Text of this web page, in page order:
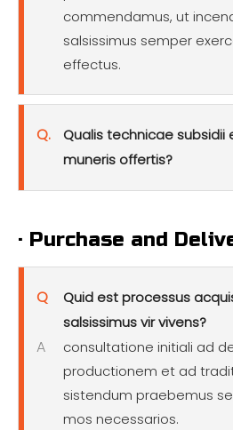
commendamus, ut
salsissimus semper
effectus.
Q.
Qualis technicae
muneris offertis?
· Purchase and
Q
Quid est processus
salsissimus vir vivens?
A
consultatione initiali ad
productionem et ad
sistendum praebemus
mos necessarios.